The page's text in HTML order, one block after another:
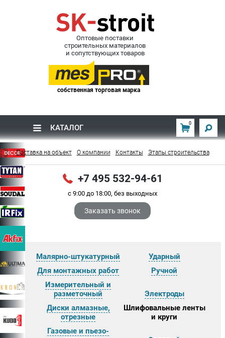
Оптовые поставки
строительных материалов
и сопутствующих товаров
собственная торговая марка
КАТАЛОГ 0
Поставка на объект О компании Контакты Этапы строительства
+7 495 532-94-61
с 9:00 до 18:00, без выходных
Заказать звонок
Малярно-штукатурный
Ударный
Для монтажных работ
Ручной
Измерительный и
разметочный
Электроды
Диски алмазные,
отрезные
Шлифовальные ленты
и круги
Газовые и пьезо-